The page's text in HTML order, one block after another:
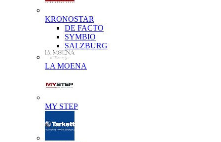
KRONOSTAR
DE FACTO
SYMBIO
SALZBURG
LA MOENA
MY STEP